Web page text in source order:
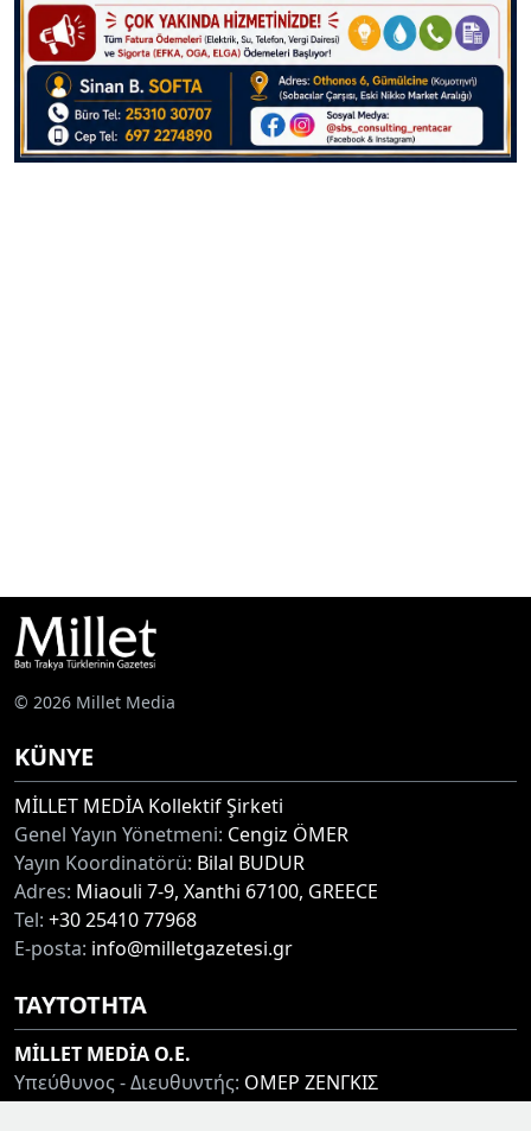
© 2026 Millet Media
KÜNYE
MİLLET MEDİA Kollektif Şirketi
Genel Yayın Yönetmeni: Cengiz ÖMER
Yayın Koordinatörü: Bilal BUDUR
Adres: Miaouli 7-9, Xanthi 67100, GREECE
Tel: +30 25410 77968
E-posta: info@milletgazetesi.gr
ΤΑΥΤΟΤΗΤΑ
MİLLET MEDİA O.E.
Υπεύθυνος - Διευθυντής: ΟΜΕΡ ΖΕΝΓΚΙΣ